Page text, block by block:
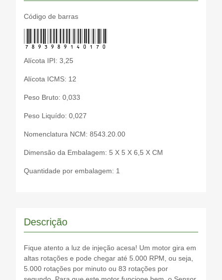
Código de barras
7893989140170
Alícota IPI: 3,25
Alícota ICMS: 12
Peso Bruto: 0,033
Peso Liquído: 0,027
Nomenclatura NCM: 8543.20.00
Dimensão da Embalagem: 5 X 5 X 6,5 X CM
Quantidade por embalagem: 1
Descrição
Fique atento a luz de injeção acesa! Um motor gira em
altas rotações e pode chegar até 5.000 RPM, ou seja,
5.000 rotações por minuto ou 83 rotações por